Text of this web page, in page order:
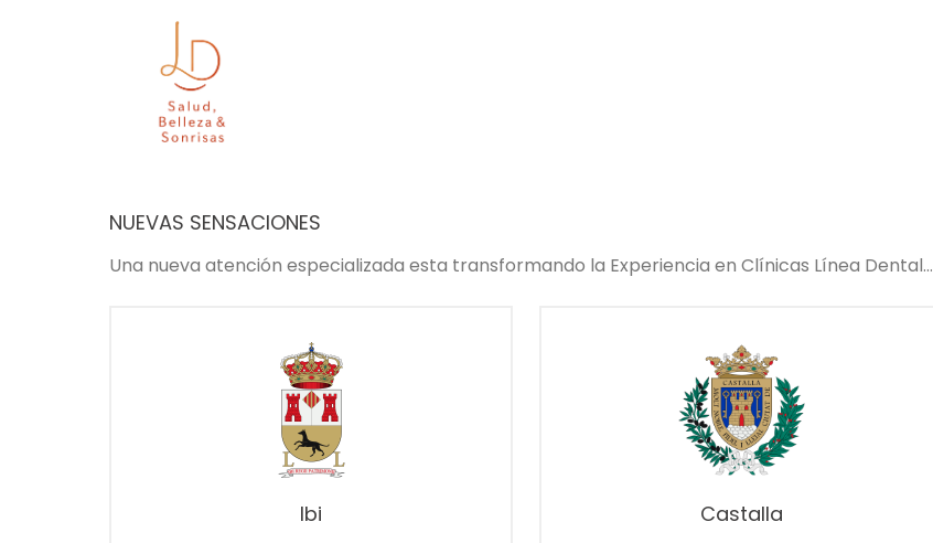
NUEVAS SENSACIONES
Una nueva atención especializada esta transformando la Experiencia en Clínicas Línea Dental…
Ibi Castalla